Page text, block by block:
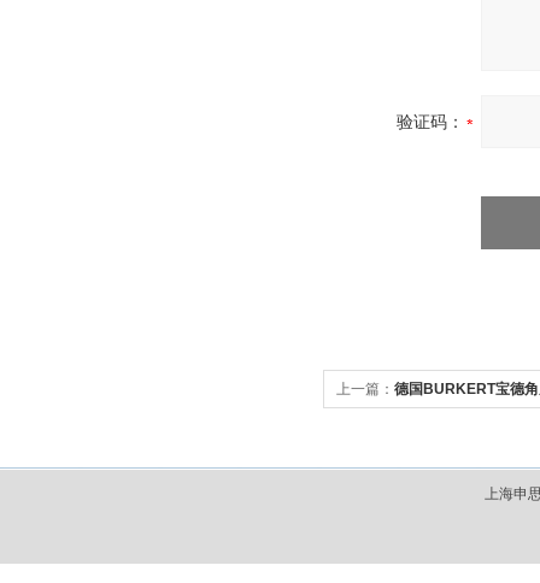
验证码：
上一篇： 德国BURKERT宝德
上海申